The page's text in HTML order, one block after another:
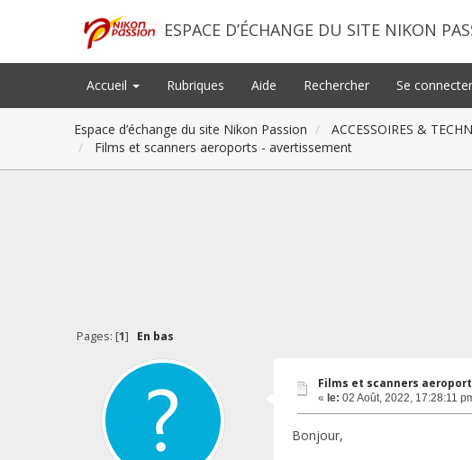
ESPACE D’ÉCHANGE DU SITE NIKON
Accueil Rubriques Aide Rechercher Se connecter
Espace d’échange du site Nikon Passion ACCESSOIRES &
Films et scanners aeroports - avertissement
Pages: [1] En bas
Films et scanners
« le: 02 Août, 2022, 17:28:11
Bonjour,